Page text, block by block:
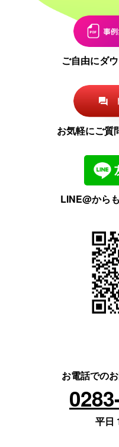
ご自由にダ
お気軽にご質
LINE@から
お電話での
平日